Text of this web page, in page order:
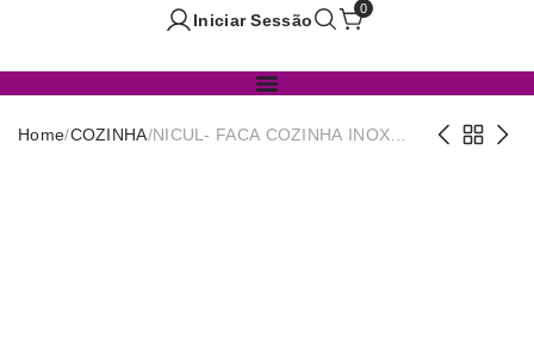
Iniciar Sessão
0
Home/COZINHA/NICUL- FACA COZINHA INOX